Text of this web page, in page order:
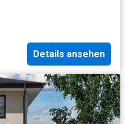
Details ansehen